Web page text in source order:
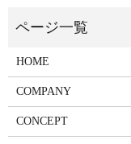
HOME
COMPANY
CONCEPT